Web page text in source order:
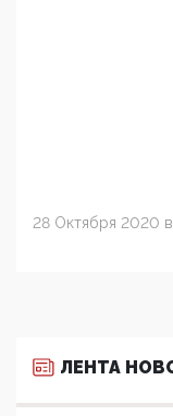
28 Октября 2020
ЛЕНТА